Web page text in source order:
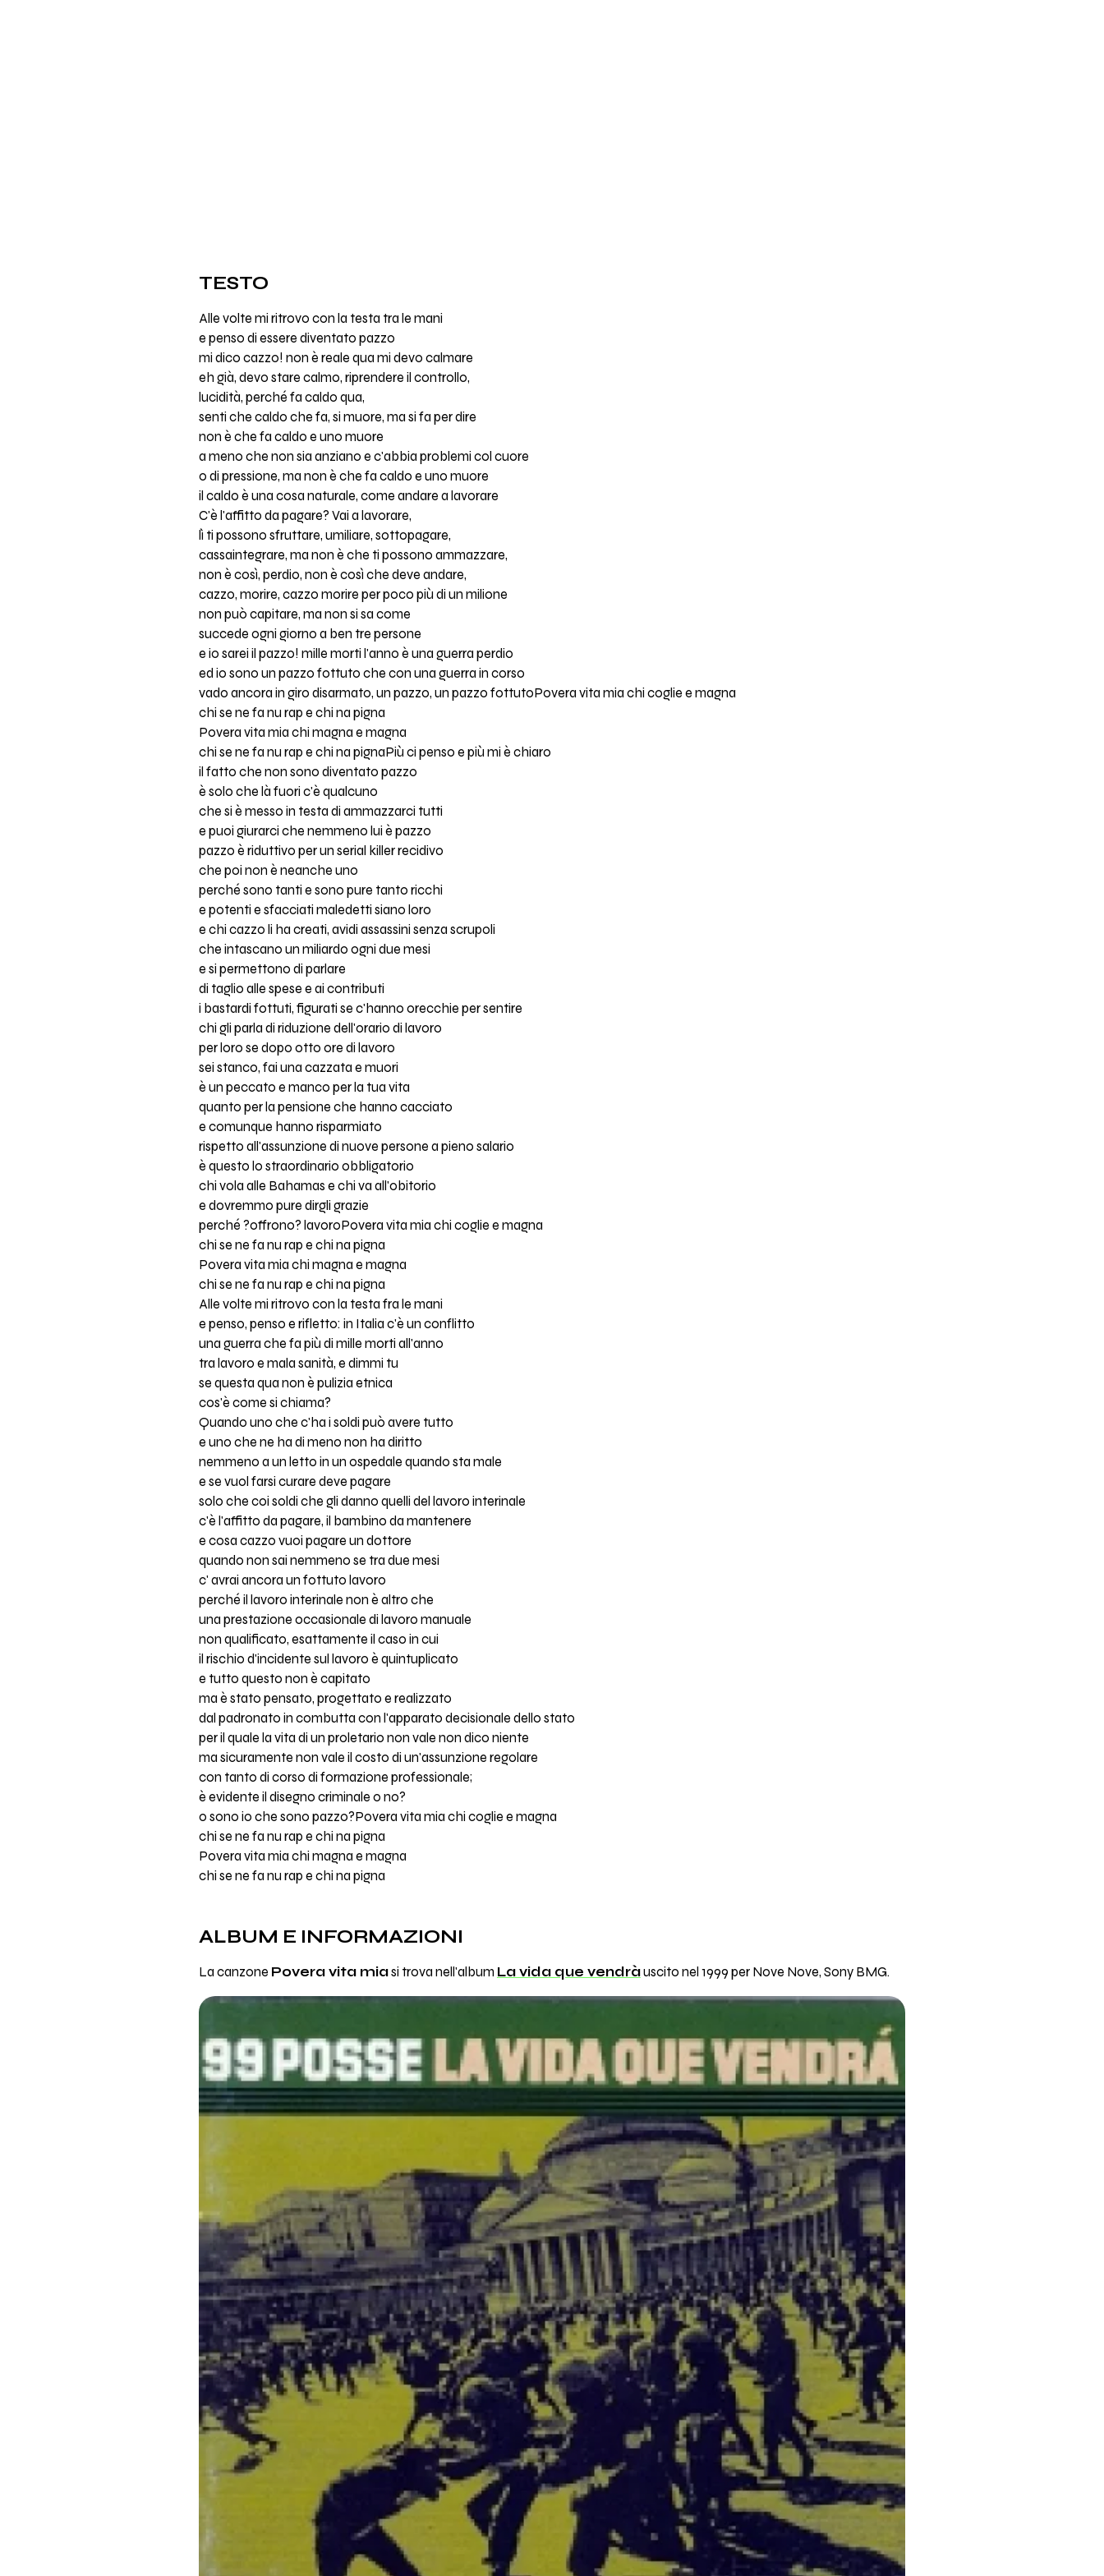
TESTO
Alle volte mi ritrovo con la testa tra le mani
e penso di essere diventato pazzo
mi dico cazzo! non è reale qua mi devo calmare
eh già, devo stare calmo, riprendere il controllo,
lucidità, perché fa caldo qua,
senti che caldo che fa, si muore, ma si fa per dire
non è che fa caldo e uno muore
a meno che non sia anziano e c'abbia problemi col cuore
o di pressione, ma non è che fa caldo e uno muore
il caldo è una cosa naturale, come andare a lavorare
C'è l'affitto da pagare? Vai a lavorare,
lì ti possono sfruttare, umiliare, sottopagare,
cassaintegrare, ma non è che ti possono ammazzare,
non è così, perdio, non è così che deve andare,
cazzo, morire, cazzo morire per poco più di un milione
non può capitare, ma non si sa come
succede ogni giorno a ben tre persone
e io sarei il pazzo! mille morti l'anno è una guerra perdio
ed io sono un pazzo fottuto che con una guerra in corso
vado ancora in giro disarmato, un pazzo, un pazzo fottutoPovera vita mia chi coglie e magna
chi se ne fa nu rap e chi na pigna
Povera vita mia chi magna e magna
chi se ne fa nu rap e chi na pignaPiù ci penso e più mi è chiaro
il fatto che non sono diventato pazzo
è solo che là fuori c'è qualcuno
che si è messo in testa di ammazzarci tutti
e puoi giurarci che nemmeno lui è pazzo
pazzo è riduttivo per un serial killer recidivo
che poi non è neanche uno
perché sono tanti e sono pure tanto ricchi
e potenti e sfacciati maledetti siano loro
e chi cazzo li ha creati, avidi assassini senza scrupoli
che intascano un miliardo ogni due mesi
e si permettono di parlare
di taglio alle spese e ai contributi
i bastardi fottuti, figurati se c'hanno orecchie per sentire
chi gli parla di riduzione dell'orario di lavoro
per loro se dopo otto ore di lavoro
sei stanco, fai una cazzata e muori
è un peccato e manco per la tua vita
quanto per la pensione che hanno cacciato
e comunque hanno risparmiato
rispetto all'assunzione di nuove persone a pieno salario
è questo lo straordinario obbligatorio
chi vola alle Bahamas e chi va all'obitorio
e dovremmo pure dirgli grazie
perché ?offrono? lavoroPovera vita mia chi coglie e magna
chi se ne fa nu rap e chi na pigna
Povera vita mia chi magna e magna
chi se ne fa nu rap e chi na pigna
Alle volte mi ritrovo con la testa fra le mani
e penso, penso e rifletto: in Italia c'è un conflitto
una guerra che fa più di mille morti all'anno
tra lavoro e mala sanità, e dimmi tu
se questa qua non è pulizia etnica
cos'è come si chiama?
Quando uno che c'ha i soldi può avere tutto
e uno che ne ha di meno non ha diritto
nemmeno a un letto in un ospedale quando sta male
e se vuol farsi curare deve pagare
solo che coi soldi che gli danno quelli del lavoro interinale
c'è l'affitto da pagare, il bambino da mantenere
e cosa cazzo vuoi pagare un dottore
quando non sai nemmeno se tra due mesi
c' avrai ancora un fottuto lavoro
perché il lavoro interinale non è altro che
una prestazione occasionale di lavoro manuale
non qualificato, esattamente il caso in cui
il rischio d'incidente sul lavoro è quintuplicato
e tutto questo non è capitato
ma è stato pensato, progettato e realizzato
dal padronato in combutta con l'apparato decisionale dello stato
per il quale la vita di un proletario non vale non dico niente
ma sicuramente non vale il costo di un'assunzione regolare
con tanto di corso di formazione professionale;
è evidente il disegno criminale o no?
o sono io che sono pazzo?Povera vita mia chi coglie e magna
chi se ne fa nu rap e chi na pigna
Povera vita mia chi magna e magna
chi se ne fa nu rap e chi na pigna
ALBUM E INFORMAZIONI
La canzone Povera vita miasi trova nell'album La vida que vendràuscito nel 1999 per Nove Nove, Sony BMG.